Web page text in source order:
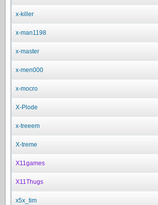
x-killer
x-man1198
x-master
x-men000
x-mocro
X-Plode
x-treeem
X-treme
X11games
X11Thugs
x5x_tim